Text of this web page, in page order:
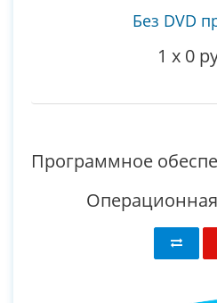
Без DVD
1 x 0
Программное